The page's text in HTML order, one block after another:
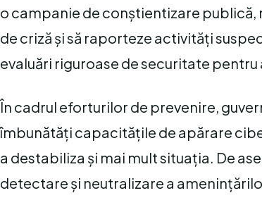
o campanie de conștientizare publică,
de criză și să raporteze activități
evaluări riguroase de securitate
În cadrul eforturilor de prevenire,
îmbunătăți capacitățile de apărare
a destabiliza și mai mult situația. De
detectare și neutralizare a